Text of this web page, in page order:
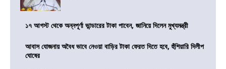
১৭ আগস্ট থেকে অন্নপূর্ণা ভান্ডারের টাকা পাবেন, জানিয়ে দিলেন মুখ্যমন্ত্রী
আবাস যোজনায় অবৈধ ভাবে নেওয়া বাড়ির টাকা ফেরত দিতে হবে, হুঁশিয়ারি দিলীপ
ঘোষের